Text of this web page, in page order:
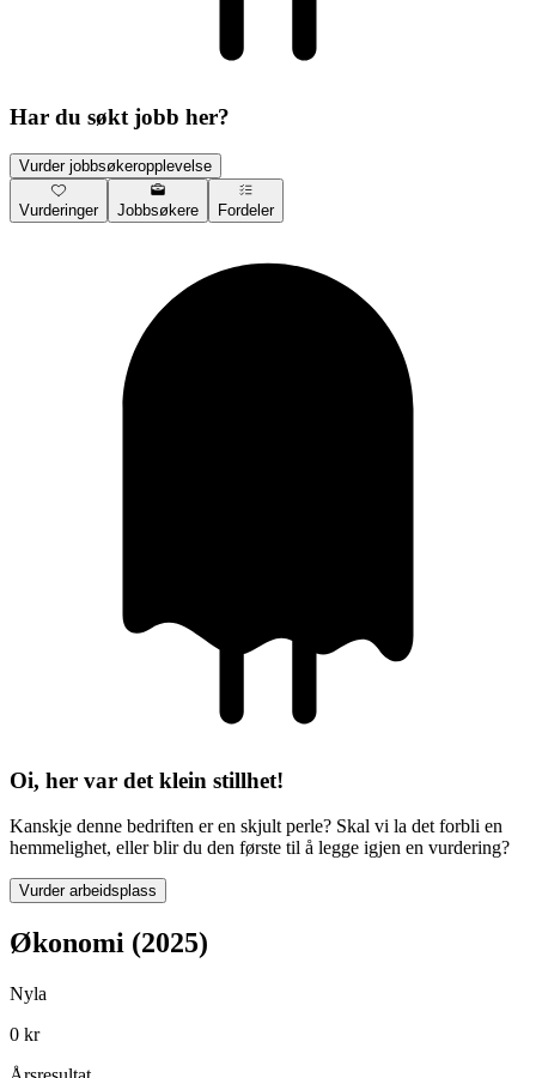
Har du søkt jobb her?
Vurder jobbsøkeropplevelse
Vurderinger Jobbsøkere Fordeler
Oi, her var det klein stillhet!
Kanskje denne bedriften er en skjult perle? Skal vi la det forbli en
hemmelighet, eller blir du den første til å legge igjen en vurdering?
Vurder arbeidsplass
Økonomi (2025)
Nyla
0 kr